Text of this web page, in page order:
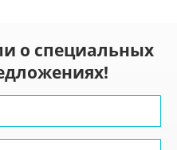
о специальных